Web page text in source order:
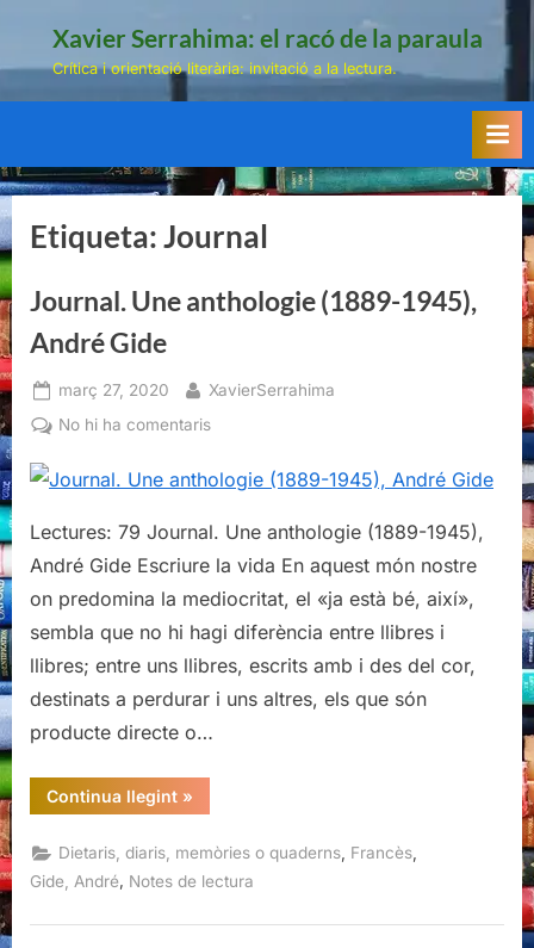
Xavier Serrahima: el racó de la paraula
Crítica i orientació literària: invitació a la lectura.
Etiqueta:Journal
Journal. Une anthologie (1889-1945),
André Gide
Posted
on
març 27, 2020 By
XavierSerrahima
No hi ha comentarisa
Une
(1889-
1945),
André
Lectures: 79 Journal. Une anthologie (1889-1945),
André Gide Escriure la vida En aquest món nostre
on predomina la mediocritat, el «ja està bé, així»,
sembla que no hi hagi diferència entre llibres i
llibres; entre uns llibres, escrits amb i des del cor,
destinats a perdurar i uns altres, els que són
producte directe o…
Continua llegint“Journal.
Une
(1889-
1945),
André
»
Dietaris, diaris, memòries o quaderns Francès
Gide, André, Notes de lectura